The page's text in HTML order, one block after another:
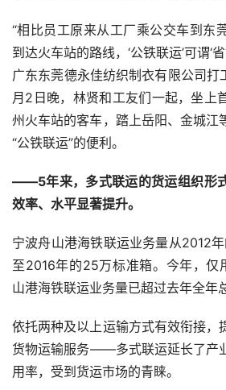
“相比员工原来从工厂乘公交车到东
到达火车站的路线，‘公铁联运’可谓‘
广东东莞德永佳纺织制衣有限公司打
月2 日晚，林贤和工友们一起，坐上
州火车站的客车，踏上岳阳、金城江
“公铁联运”的便利。
——5年来，多式联运的货运组织形
效率、水平显著提升。
宁波舟山港海铁联运业务量从2012
至2016年的25万标准箱。今年，仅
山港海铁联运业务量已超过去年全年
依托两种及以上运输方式有效衔接，
货物运输服务——多式联运延长了产
用率，受到货运市场的青睐。